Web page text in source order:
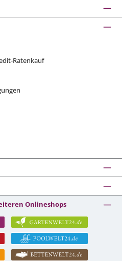
Ratenkauf
Onlineshops